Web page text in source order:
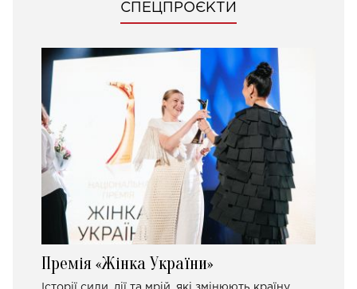
СПЕЦПРОЄКТИ
Премія «Жінка України»